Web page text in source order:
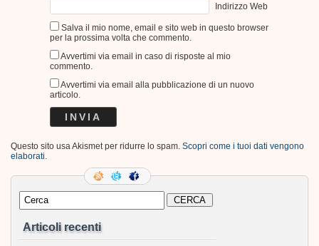
Indirizzo Web
Salva il mio nome, email e sito web in questo browser
per la prossima volta che commento.
Avvertimi via email in caso di risposte al mio
commento.
Avvertimi via email alla pubblicazione di un nuovo
articolo.
Questo sito usa Akismet per ridurre lo spam. Scopri come i tuoi dati vengono
elaborati.
Articoli recenti